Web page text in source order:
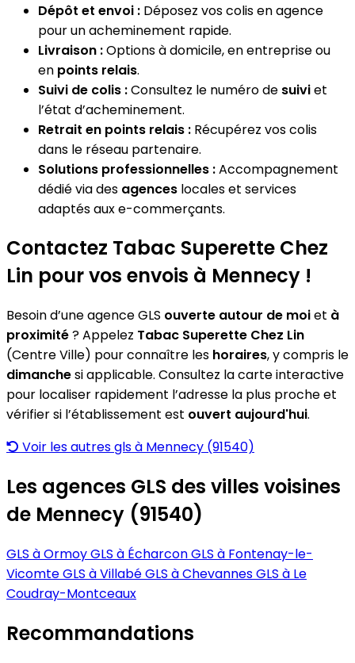
Dépôt et envoi : Déposez vos colis en agence
pour un acheminement rapide.
Livraison :Options à domicile, en entreprise ou
en points relais.
Suivi de colis :Consultez le numéro de suiviet
l’état d’acheminement.
Retrait en points relais : Récupérez vos colis
dans le réseau partenaire.
Solutions professionnelles :Accompagnement
dédié via des agences locales et services
adaptés aux e-commerçants.
Contactez Tabac Superette Chez
Lin pour vos envois à Mennecy !
Besoin d’une agence GLS ouverte autour de moiet à
proximité? Appelez Tabac Superette Chez Lin
(Centre Ville) pour connaître les horaires, y compris le
dimanchesi applicable. Consultez la carte interactive
pour localiser rapidement l’adresse la plus proche et
vérifier si l’établissement est ouvert aujourd'hui.
Voir les autres gls à Mennecy (91540)
Les agences GLS des villes voisines
de Mennecy (91540)
GLS à OrmoyGLS à ÉcharconGLS à Fontenay-le-
VicomteGLS à VillabéGLS à ChevannesGLS à Le
Coudray-Montceaux
Recommandations